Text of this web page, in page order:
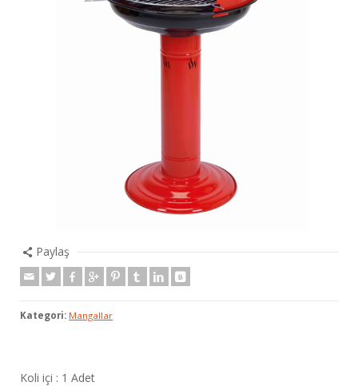
Paylaş
Kategori: Mangallar
Koli içi : 1 Adet